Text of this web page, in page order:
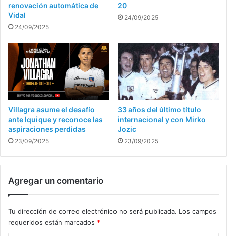
renovación automática de
Vidal
24/09/2025
20
24/09/2025
Villagra asume el desafío
ante Iquique y reconoce las
aspiraciones perdidas
23/09/2025
33 años del último título
internacional y con Mirko
Jozic
23/09/2025
Agregar un comentario
Tu dirección de correo electrónico no será publicada. Los campos
requeridos están marcados *